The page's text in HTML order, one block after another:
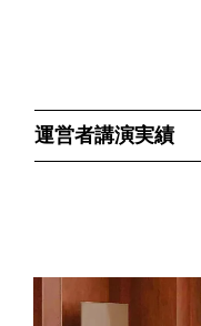
運営者講演実績